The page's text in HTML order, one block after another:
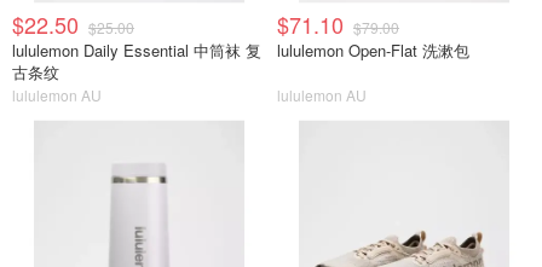
$22.50 $25.00
lululemon Daily Essential 中筒袜 复
古条纹
lululemon AU
$71.10 $79.00
lululemon Open-Flat 洗漱包
lululemon AU